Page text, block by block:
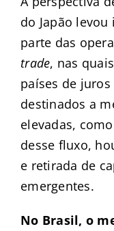
do Japão
parte das
trade, nas
países de juros
destinados a
elevadas,
desse fluxo,
e retirada de
emergentes.
No Brasil, o